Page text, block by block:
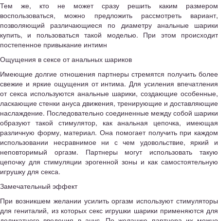
Тем же, кто не может сразу решить каким размером
воспользоваться, можно предложить рассмотреть вариант,
позволяющий различающиеся по диаметру анальные шарики
купить, и пользоваться такой моделью. При этом происходит
постепенное привыкание интимн
Ощущения в сексе от анальных шариков
Имеющие долгие отношения партнеры стремятся получить более
свежие и яркие ощущения от интима. Для усиления впечатления
от секса используются анальные шарики, создающие особенные,
ласкающие стенки ануса движения, тренирующие и доставляющие
наслаждение. Последовательно соединенные между собой шарики
образуют такой стимулятор, как анальная цепочка, имеющая
различную форму, материал. Она помогает получить при каждом
использовании несравнимое ни с чем удовольствие, яркий и
неповторимый оргазм. Партнеры могут использовать такую
цепочку для стимуляции эрогенной зоны и как самостоятельную
игрушку для секса.
Замечательный эффект
При возникшем желании усилить оргазм используют стимуляторы
для гениталий, из которых секс игрушки шарики применяются для